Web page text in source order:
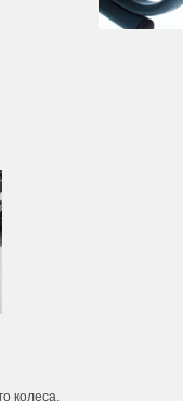
колеса.